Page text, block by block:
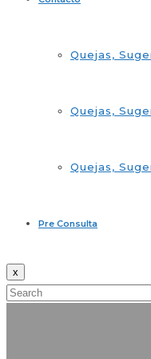
Quejas,
Quejas,
Quejas,
Pre Consulta
x